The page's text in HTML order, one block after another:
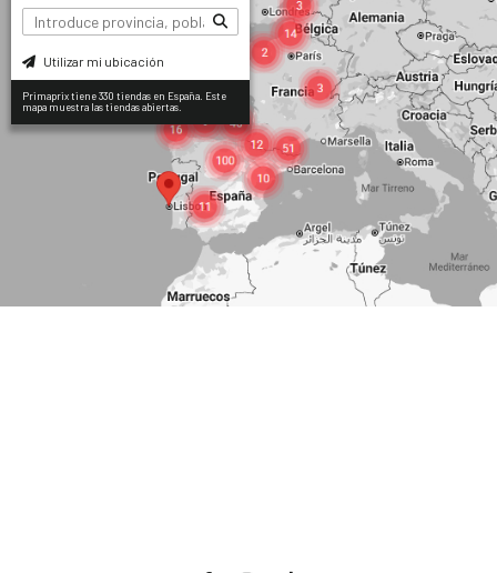
Utilizar mi ubicación
Primaprix tiene 330 tiendas en España. Este
mapa muestra las tiendas abiertas.